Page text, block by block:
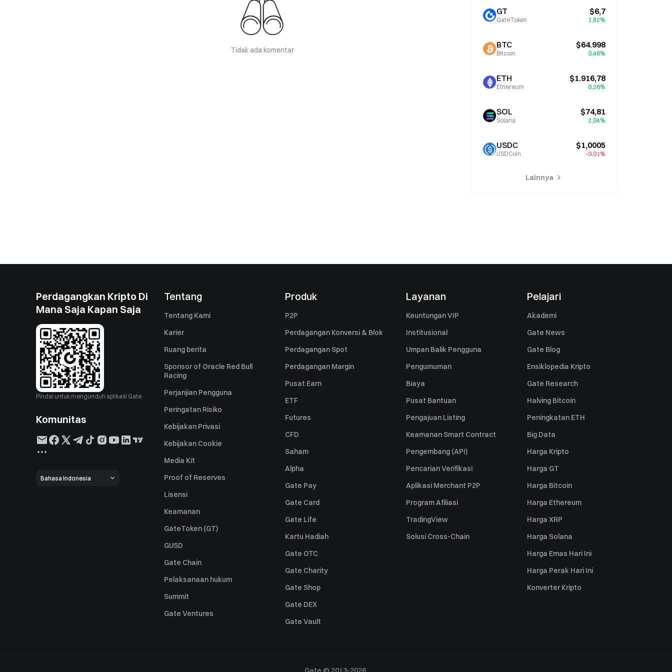
Tidak ada komentar
GT
GateToken
$6,7
1,82%
BTC
Bitcoin
$64.998
0,46%
ETH
Ethereum
$1.916,78
0,26%
SOL
Solana
$74,81
2,04%
USDC
USDCoin
$1,0005
-0,01%
Lainnya
Perdagangkan Kripto Di
Mana Saja Kapan Saja
Pindai untuk mengunduh aplikasi Gate
Komunitas
Bahasa Indonesia
Tentang
Tentang Kami
Karier
Ruang berita
Sponsor of Oracle Red Bull
Racing
Perjanjian Pengguna
Peringatan Risiko
Kebijakan Privasi
Kebijakan Cookie
Media Kit
Proof of Reserves
Lisensi
Keamanan
GateToken (GT)
GUSD
Gate Chain
Pelaksanaan hukum
Summit
Gate Ventures
Produk
P2P
Perdagangan Konversi & Blok
Perdagangan Spot
Perdagangan Margin
Pusat Earn
ETF
Futures
CFD
Saham
Alpha
Gate Pay
Gate Card
Gate Life
Kartu Hadiah
Gate OTC
Gate Charity
Gate Shop
Gate DEX
Gate Vault
Layanan
Keuntungan VIP
Institusional
Umpan Balik Pengguna
Pengumuman
Biaya
Pusat Bantuan
Pengajuan Listing
Keamanan Smart Contract
Pengembang (API)
Pencarian Verifikasi
Aplikasi Merchant P2P
Program Afiliasi
TradingView
Solusi Cross-Chain
Pelajari
Akademi
Gate News
Gate Blog
Ensiklopedia Kripto
Gate Research
Halving Bitcoin
Peningkatan ETH
Big Data
Harga Kripto
Harga GT
Harga Bitcoin
Harga Ethereum
Harga XRP
Harga Solana
Harga Emas Hari Ini
Harga Perak Hari Ini
Konverter Kripto